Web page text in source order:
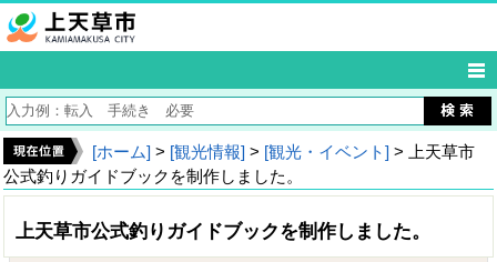
[ホーム] > [観光情報] > [観光・イベント] > 上天草市
公式釣りガイドブックを制作しました。
上天草市公式釣りガイドブックを制作しました。